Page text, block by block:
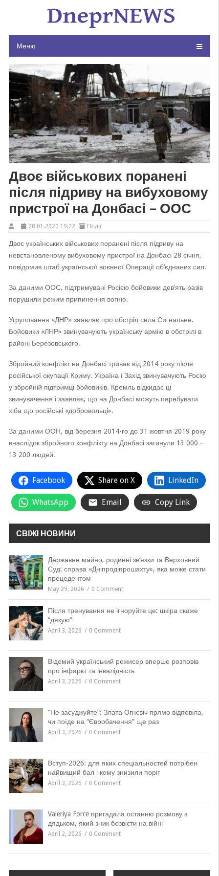
Меню
Двоє військових поранені
після підриву на вибуховому
пристрої на Донбасі – ООС
28.01.2020 19:22 Події
Двоє українських військових поранені після підриву на
невстановленому вибуховому пристрої на Донбасі 28 січня,
повідомив штаб української воєнної Операції об’єднаних сил.
За даними ООС, підтримувані Росією бойовики дев’ять разів
порушили режим припинення вогню.
Угруповання «ДНР» заявляє про обстріл села Сигнальне.
Бойовики «ЛНР» звинувачують українську армію в обстрілі в
районі Березовського.
Збройний конфлікт на Донбасі триває від 2014 року після
російської окупації Криму. Україна і Захід звинувачують Росію
у збройній підтримці бойовиків. Кремль відкидає ці
звинувачення і заявляє, що на Донбасі можуть перебувати
хіба що російські «добровольці».
За даними ООН, від березня 2014-го до 31 жовтня 2019 року
внаслідок збройного конфлікту на Донбасі загинули 13 000 –
13 200 людей.
Facebook Share on X LinkedIn
WhatsApp Email Copy Link
СВІЖІ НОВИНИ
Державне майно, родинні зв’язки та Верховний
Суд: справа «Дніпродіпрошахту», яка може стати
прецедентом
May 29, 2026 0 Comment
Після тренування не ігноруйте це: шкіра скаже
“дякую”
April 3, 2026 0 Comment
Відомий український режисер вперше розповів
про інфаркт та інвалідність
April 3, 2026 0 Comment
“Не засуджуйте”: Злата Огнєвіч прямо відповіла,
чи поїде на “Євробачення” ще раз
April 3, 2026 0 Comment
Вступ-2026: для яких спеціальностей потрібен
найвищий бал і кому знизили поріг
April 3, 2026 0 Comment
Valeriya Force пригадала останню розмову з
дядьком, який зник безвісти на війні
April 2, 2026 0 Comment